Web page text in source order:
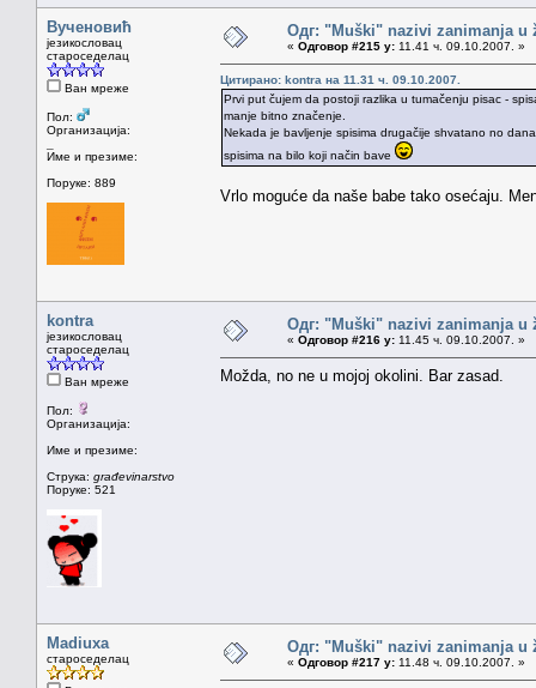
Вученовић
језикословац
староседелац
Ван мреже
Пол:
Организација:
Име и презиме:
Поруке: 889
Одг: "Muški" nazivi zanimanja u
« Одговор #215 у: 11.41 ч. 09.10.2007. »
Цитирано: kontra на 11.31 ч. 09.10.2007.
Prvi put čujem da postoji razlika u tumačenju pisac -
manje bitno značenje.
Nekada je bavljenje spisima drugačije shvatano no
spisima na bilo koji način bave
Vrlo moguće da naše babe tako osećaju.
kontra
језикословац
староседелац
Ван мреже
Пол:
Организација:
Име и презиме:
Струка: građevinarstvo
Поруке: 521
Одг: "Muški" nazivi zanimanja u
« Одговор #216 у: 11.45 ч. 09.10.2007. »
Možda, no ne u mojoj okolini. Bar zasad.
Madiuxa
староседелац
Одг: "Muški" nazivi zanimanja u
« Одговор #217 у: 11.48 ч. 09.10.2007. »